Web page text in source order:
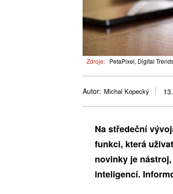
Zdroje: PetaPixel, Digital
Autor: Michal Kopecký
Na středeční
funkci, která
novinky je
inteligencí.